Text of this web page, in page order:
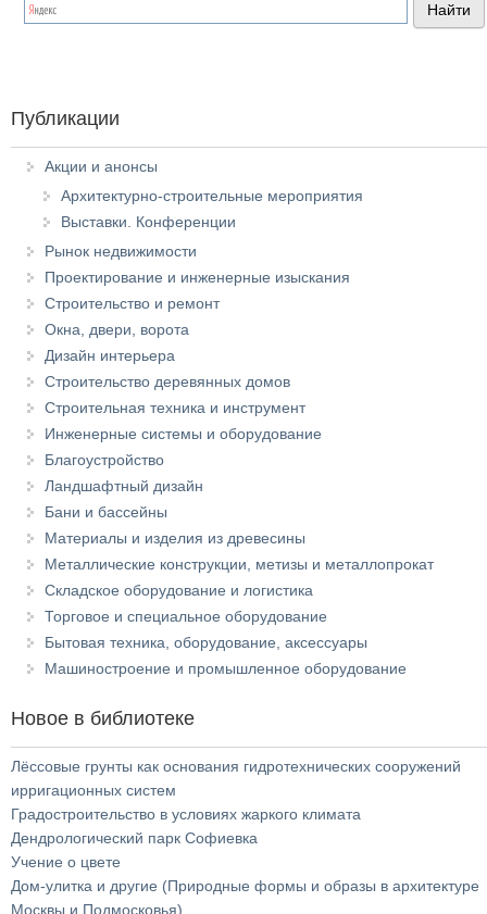
Публикации
Акции и анонсы
Архитектурно-строительные мероприятия
Выставки. Конференции
Рынок недвижимости
Проектирование и инженерные изыскания
Строительство и ремонт
Окна, двери, ворота
Дизайн интерьера
Строительство деревянных домов
Строительная техника и инструмент
Инженерные системы и оборудование
Благоустройство
Ландшафтный дизайн
Бани и бассейны
Материалы и изделия из древесины
Металлические конструкции, метизы и металлопрокат
Складское оборудование и логистика
Торговое и специальное оборудование
Бытовая техника, оборудование, аксессуары
Машиностроение и промышленное оборудование
Новое в библиотеке
Лёссовые грунты как основания гидротехнических сооружений
ирригационных систем
Градостроительство в условиях жаркого климата
Дендрологический парк Софиевка
Учение о цвете
Дом-улитка и другие (Природные формы и образы в архитектуре
Москвы и Подмосковья)